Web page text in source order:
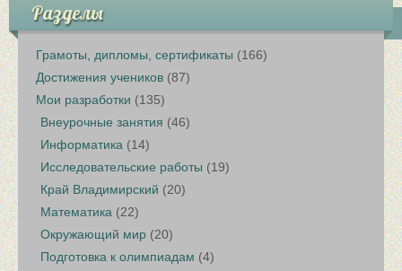
Разделы
Грамоты, дипломы, сертификаты (166)
Достижения учеников (87)
Мои разработки (135)
Внеурочные занятия (46)
Информатика (14)
Исследовательские работы (19)
Край Владимирский (20)
Математика (22)
Окружающий мир (20)
Подготовка к олимпиадам (4)